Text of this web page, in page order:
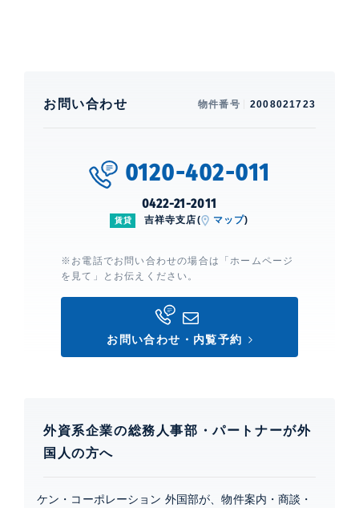
S-CORRIDOR
お問い合わせ 物件番号 2008021723
0120-402-011
0422-21-2011
賃貸 吉祥寺支店( マップ)
※お電話でお問い合わせの場合は「ホームページ
を見て」とお伝えください。
お問い合わせ・内覧予約
外資系企業の総務人事部・パートナーが外
国人の方へ
ケン・コーポレーション 外国部が、物件案内・商談・